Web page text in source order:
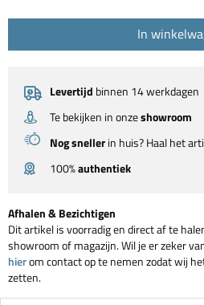
In
Levertijd binnen 14 werkdagen
Te bekijken in onzeshowroom
Nog snellerin huis? Haal het
100%authentiek
Afhalen & Bezichtigen
Dit artikel is voorradig en direct af te
showroom of magazijn. Wil je er zeker
hierom contact op te nemen zodat wij
zetten.